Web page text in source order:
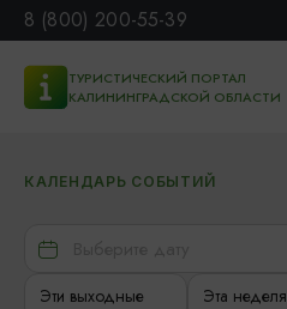
8 (800) 200-55-39
ТУРИСТИЧЕСКИЙ ПОРТАЛ
КАЛИНИНГРАДСКОЙ ОБЛАСТИ
КАЛЕНДАРЬ СОБЫТИЙ
Эти выходные Эта неделя